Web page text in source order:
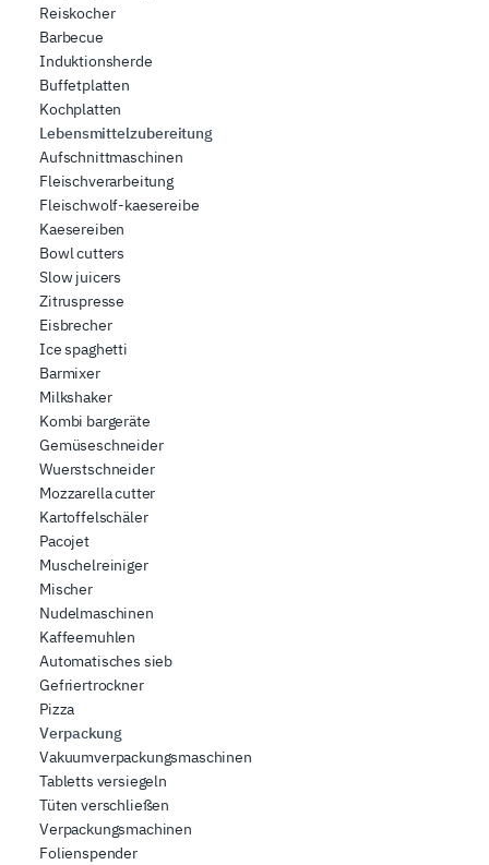
Reiskocher
Barbecue
Induktionsherde
Buffetplatten
Kochplatten
Lebensmittelzubereitung
Aufschnittmaschinen
Fleischverarbeitung
Fleischwolf-kaesereibe
Kaesereiben
Bowl cutters
Slow juicers
Zitruspresse
Eisbrecher
Ice spaghetti
Barmixer
Milkshaker
Kombi bargeräte
Gemüseschneider
Wuerstschneider
Mozzarella cutter
Kartoffelschäler
Pacojet
Muschelreiniger
Mischer
Nudelmaschinen
Kaffeemuhlen
Automatisches sieb
Gefriertrockner
Pizza
Verpackung
Vakuumverpackungsmaschinen
Tabletts versiegeln
Tüten verschließen
Verpackungsmachinen
Folienspender